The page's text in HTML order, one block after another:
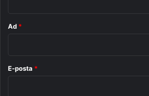
Ad *
E-posta *